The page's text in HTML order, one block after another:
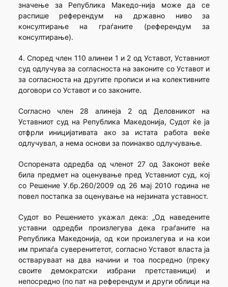
значење за Република Македо-нија може да се
распише референдум на државно ниво за
консултирање на граѓаните (референдум за
консултирање).
4. Според член 110 алинеи 1 и 2 од Уставот, Уставниот
суд одлучува за согласноста на законите со Уставот и
за согласноста на другите прописи и на колективните
договори со Уставот и со законите.
Согласно член 28 алинеја 2 од Деловникот на
Уставниот суд на Република Македонија, Судот ќе ја
отфрли иницијативата ако за истата работа веќе
одлучувал, а нема основи за поинакво одлучување.
Оспорената одредба од членот 27 од Законот веќе
била предмет на оценување пред Уставниот суд, кој
со Решение У.бр.260/2009 од 26 мај 2010 година не
повел постапка за оценување на нејзината уставност.
Судот во Решението укажал дека: „Од наведените
уставни одредби произлегува дека граѓаните на
Република Македонија, од кои произлегува и на кои
им припаѓа суверенитетот, согласно Уставот власта ја
остваруваат на два начини и тоа посредно (преку
своите демократски избрани претставници) и
непосредно (по пат на референдум и други облици на